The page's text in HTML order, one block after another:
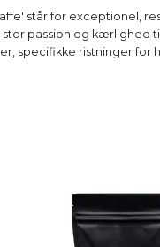
står for exceptionel,
passion og kærlighed
specifikke ristninger